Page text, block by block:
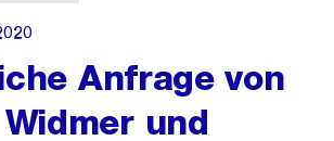
Anfrage von
und